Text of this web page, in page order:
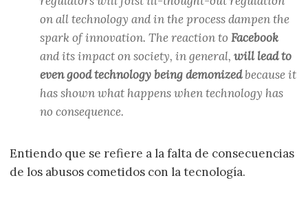
on all technology and in the process dampen the
spark of innovation. The reaction toFacebook
and its impact on society, in general,will lead to
even good technology being demonizedbecause it
has shown what happens when technology has
no consequence.
Entiendo que se refiere a la falta de consecuencias
de los abusos cometidos con la tecnología.